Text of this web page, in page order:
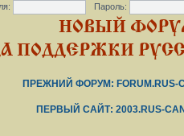
Пароль:
НОВЫЙ
ПОДДЕРЖКИ
ПРЕЖНИЙ ФОРУМ: FORUM.RUS-
ПЕРВЫЙ САЙТ: 2003.RUS-